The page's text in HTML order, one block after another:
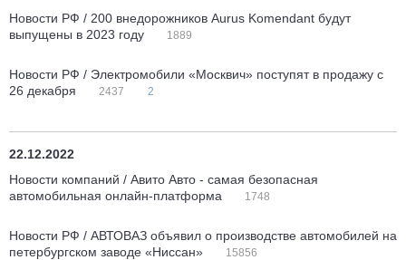
Новости РФ / 200 внедорожников Aurus Komendant будут
выпущены в 2023 году
1889
Новости РФ / Электромобили «Москвич» поступят в продажу с
26 декабря
2437 2
22.12.2022
Новости компаний / Авито Авто - самая безопасная
автомобильная онлайн-платформа
1748
Новости РФ / АВТОВАЗ объявил о производстве автомобилей на
петербургском заводе «Ниссан»
15856